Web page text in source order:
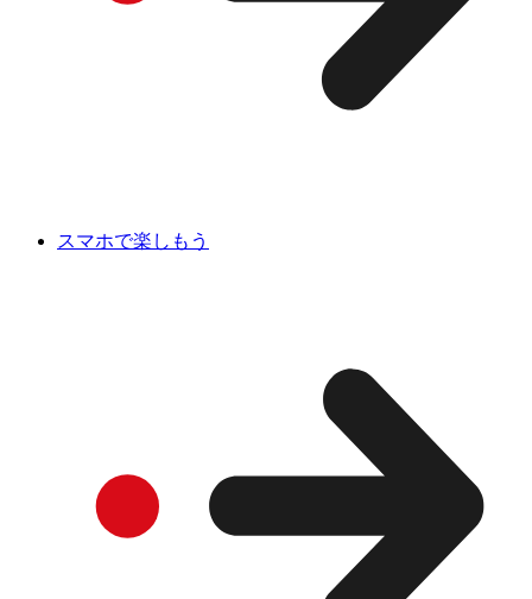
スマホで楽しもう